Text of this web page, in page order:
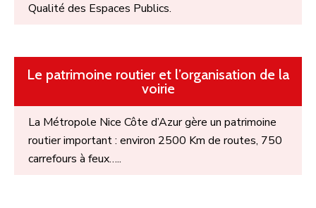
Qualité des Espaces Publics.
Le patrimoine routier et l’organisation de la
voirie
La Métropole Nice Côte d’Azur gère un patrimoine
routier important : environ 2500 Km de routes, 750
carrefours à feux…..